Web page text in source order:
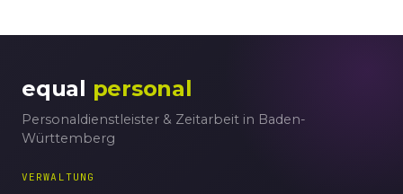
equal personal
Personaldienstleister & Zeitarbeit in Baden-
Württemberg
VERWALTUNG